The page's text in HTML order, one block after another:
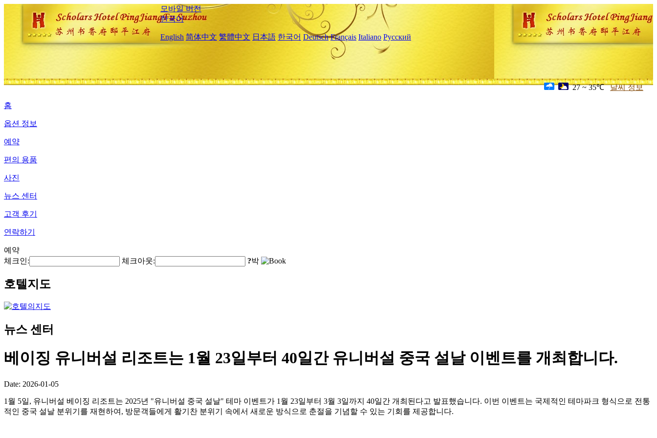
모바일 버전
한국어
English 简体中文 繁體中文 日本語 한국어 Deutsch Français Italiano Русский
27 ~ 35℃ 날씨 정보
홈
옵션 정보
예약
편의 용품
사진
뉴스 센터
고객 후기
연락하기
예약
체크인:
체크아웃: ?박
호텔지도
뉴스 센터
베이징 유니버설 리조트는 1월 23일부터 40일간 유니버설 중국 설날 이벤트를 개최합니다.
Date: 2026-01-05
1월 5일, 유니버설 베이징 리조트는 2025년 "유니버설 중국 설날" 테마 이벤트가 1월 23일부터 3월 3일까지 40일간 개최된다고 발표했습니다. 이번 이벤트는 국제적인 테마파크 형식으로 전통
적인 중국 설날 분위기를 재현하여, 방문객들에게 활기찬 분위기 속에서 새로운 방식으로 춘절을 기념할 수 있는 기회를 제공합니다.